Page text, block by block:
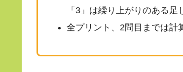
「3」は繰り上がりのある足
全プリント、2問目までは計